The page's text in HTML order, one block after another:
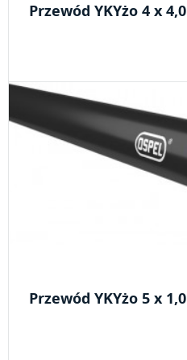
Przewód YKYżo 4 x 4,0
Przewód YKYżo 5 x 1,0